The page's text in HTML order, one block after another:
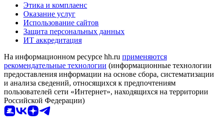
Этика и комплаенс
Оказание услуг
Использование сайтов
Защита персональных данных
ИТ аккредитация
На информационном ресурсе hh.ru применяются
рекомендательные технологии (информационные технологии
предоставления информации на основе сбора, систематизации
и анализа сведений, относящихся к предпочтениям
пользователей сети «Интернет», находящихся на территории
Российской Федерации)